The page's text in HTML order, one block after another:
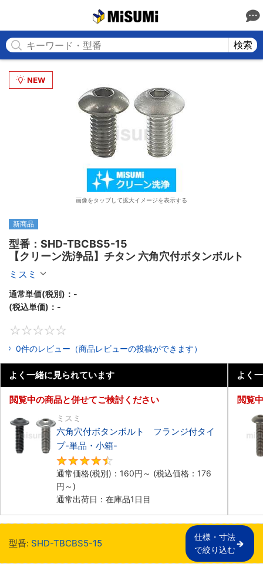
検索
画像をタップして拡大イメージを表示する
新商品
型番：SHD-TBCBS5-15
【クリーン洗浄品】チタン 六角穴付ボタンボルト
ミスミ
通常単価(税別)： -
(税込単価)： -
0件のレビュー（商品レビューの投稿ができます）
よく一緒に見られています
閲覧中の商品と併せてご検討ください
ミスミ
六角穴付ボタンボルト フランジ付タイ
プ-単品・小箱-
通常価格(税別)： 160円 ～ (税込価格： 176
円 ～)
通常出荷日：在庫品1日目
よく
閲覧
型番: SHD-TBCBS5-15
仕様・寸法
で絞り込む